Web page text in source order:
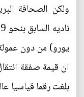
ولكن الصحافة
يورو) من دون
ان قيمة صفقة